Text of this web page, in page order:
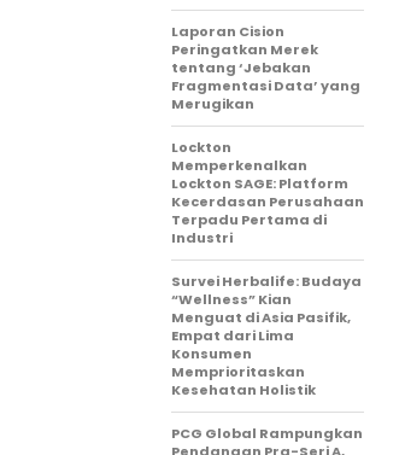
Laporan Cision
Peringatkan Merek
tentang ‘Jebakan
Fragmentasi Data’ yang
Merugikan
Lockton
Memperkenalkan
Lockton SAGE: Platform
Kecerdasan Perusahaan
Terpadu Pertama di
Industri
Survei Herbalife: Budaya
“Wellness” Kian
Menguat di Asia Pasifik,
Empat dari Lima
Konsumen
Memprioritaskan
Kesehatan Holistik
PCG Global Rampungkan